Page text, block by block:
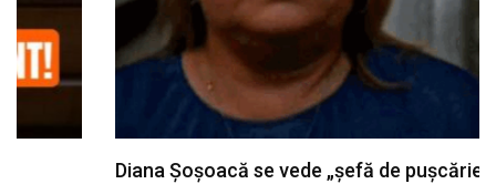
Diana Șoșoacă se vede „șefă de pușcărie” într-un…